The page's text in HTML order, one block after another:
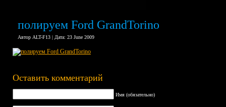
полируем Ford GrandTorino
Автор ALT-F13 | Дата: 23 June 2009
Оставить комментарий
Имя (обязательно)